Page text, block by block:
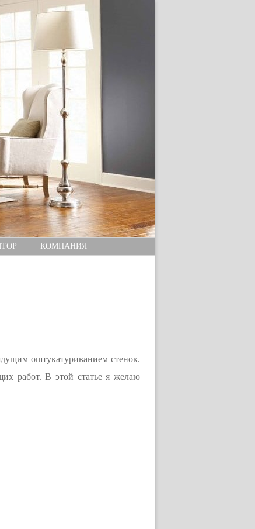
КОМПАНИЯ
оштукатуриванием стенок.
работ. В этой статье я желаю